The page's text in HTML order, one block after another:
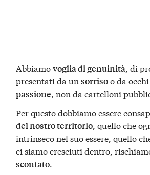
Abbiamovoglia di genuinità , di
presentati da unsorrisoo da
passione , non da cartelloni
Per questo dobbiamo essere
del nostro territorio, quello che
intrinseco nel suo essere, quello
ci siamo cresciuti dentro,
scontato.